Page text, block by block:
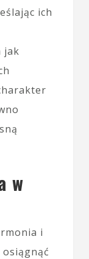
ich
jak
w
i